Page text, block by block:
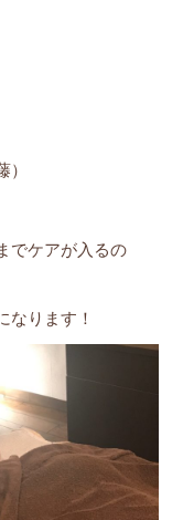
でケアが入るの
なります！